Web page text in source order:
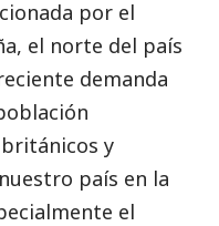
por el
el norte del país
demanda
y
país en la
el